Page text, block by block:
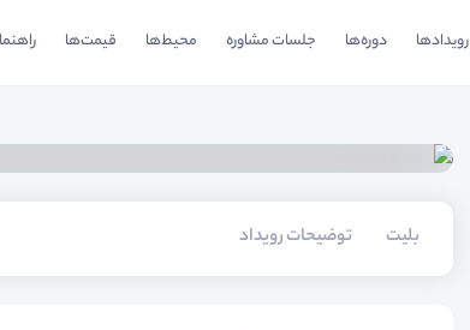
رویدادها دوره‌ها جلسات مشاوره محیط‌ها قیمت‌ها راهنما
بلیت‌ توضیحات رویداد